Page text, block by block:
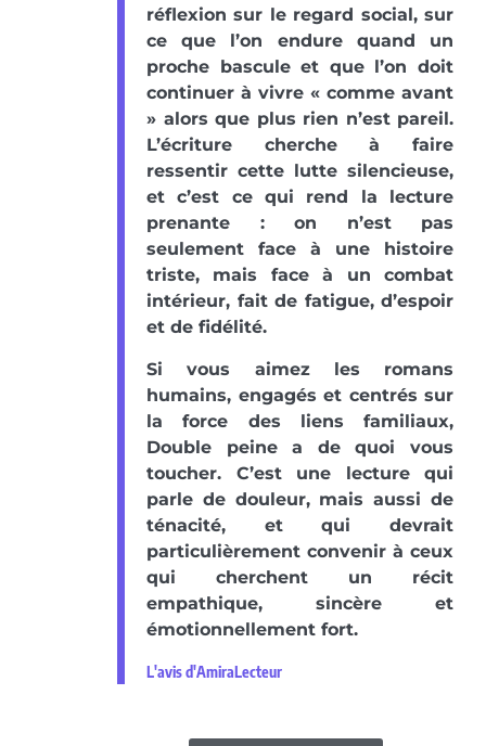
réflexion sur le regard social, sur
ce que l’on endure quand un
proche bascule et que l’on doit
continuer à vivre « comme avant
» alors que plus rien n’est pareil.
L’écriture cherche à faire
ressentir cette lutte silencieuse,
et c’est ce qui rend la lecture
prenante : on n’est pas
seulement face à une histoire
triste, mais face à un combat
intérieur, fait de fatigue, d’espoir
et de fidélité.
Si vous aimez les romans
humains, engagés et centrés sur
la force des liens familiaux,
Double peine a de quoi vous
toucher. C’est une lecture qui
parle de douleur, mais aussi de
ténacité, et qui devrait
particulièrement convenir à ceux
qui cherchent un récit
empathique, sincère et
émotionnellement fort.
L'avis d'AmiraLecteur